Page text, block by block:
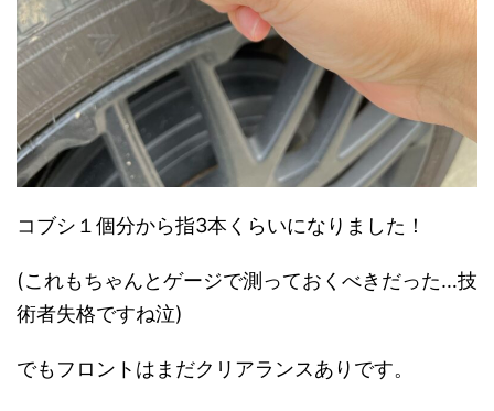
コブシ１個分から指3本くらいになりました！
(これもちゃんとゲージで測っておくべきだった…技
術者失格ですね泣)
でもフロントはまだクリアランスありです。